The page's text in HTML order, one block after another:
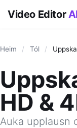
Video Editor
Heim / Tól /
HD &
Auka upplausn